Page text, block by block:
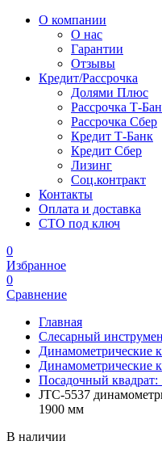
О компании
О нас
Гарантии
Отзывы
Кредит/Рассрочка
Долями Плюс
Рассрочка Т-
Рассрочка Сбер
Кредит Т-Банк
Кредит Сбер
Лизинг
Соц.контракт
Контакты
Оплата и доставка
СТО под ключ
0
Избранное
0
Сравнение
Главная
Слесарный
Динамометрические
Динамометрические
Посадочный квадрат:
JTC-5537
1900 мм
В наличии